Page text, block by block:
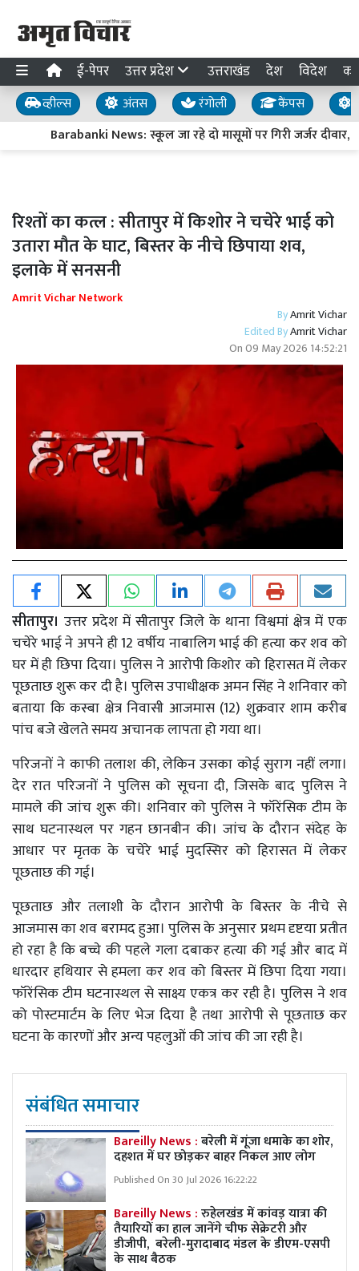
ई-पेपर उत्तर प्रदेश उत्तराखंड देश विदेश
व्हील्स अंतस रंगोली कैंपस
Barabanki News: स्कूल जा रहे दो मासूमों पर गिरी जर्जर दीवार,
रिश्तों का कत्ल : सीतापुर में किशोर ने चचेरे भाई को
उतारा मौत के घाट, बिस्तर के नीचे छिपाया शव,
इलाके में सनसनी
Amrit Vichar Network
ByAmrit Vichar
Edited ByAmrit Vichar
On09 May 2026 14:52:21
सीतापुर। उत्तर प्रदेश में सीतापुर जिले के थाना विश्वमां क्षेत्र में एक
चचेरे भाई ने अपने ही 12 वर्षीय नाबालिग भाई की हत्या कर शव को
घर में ही छिपा दिया। पुलिस ने आरोपी किशोर को हिरासत में लेकर
पूछताछ शुरू कर दी है। पुलिस उपाधीक्षक अमन सिंह ने शनिवार को
बताया कि कस्बा क्षेत्र निवासी आजमास (12) शुक्रवार शाम करीब
पांच बजे खेलते समय अचानक लापता हो गया था।
परिजनों ने काफी तलाश की, लेकिन उसका कोई सुराग नहीं लगा।
देर रात परिजनों ने पुलिस को सूचना दी, जिसके बाद पुलिस ने
मामले की जांच शुरू की। शनिवार को पुलिस ने फॉरेंसिक टीम के
साथ घटनास्थल पर गहन छानबीन की। जांच के दौरान संदेह के
आधार पर मृतक के चचेरे भाई मुदस्सिर को हिरासत में लेकर
पूछताछ की गई।
पूछताछ और तलाशी के दौरान आरोपी के बिस्तर के नीचे से
आजमास का शव बरामद हुआ। पुलिस के अनुसार प्रथम दृष्टया प्रतीत
हो रहा है कि बच्चे की पहले गला दबाकर हत्या की गई और बाद में
धारदार हथियार से हमला कर शव को बिस्तर में छिपा दिया गया।
फॉरेंसिक टीम घटनास्थल से साक्ष्य एकत्र कर रही है। पुलिस ने शव
को पोस्टमार्टम के लिए भेज दिया है तथा आरोपी से पूछताछ कर
घटना के कारणों और अन्य पहलुओं की जांच की जा रही है।
संबंधित समाचार
Bareilly News :बरेली में गूंजा धमाके का शोर,
दहशत में घर छोड़कर बाहर निकल आए लोग
Published On 30 Jul 2026 16:22:22
Bareilly News :रुहेलखंड में कांवड़ यात्रा की
तैयारियों का हाल जानेंगे चीफ सेक्रेटरी और
डीजीपी, बरेली-मुरादाबाद मंडल के डीएम-एसपी
के साथ बैठक